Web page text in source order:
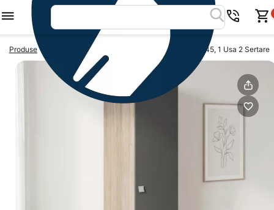
Produse Dulapuri dormitor Dulap depozitare LINEA 45, 1 Usa 2 Sertare